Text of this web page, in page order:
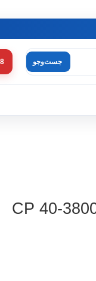
جست‌وجو